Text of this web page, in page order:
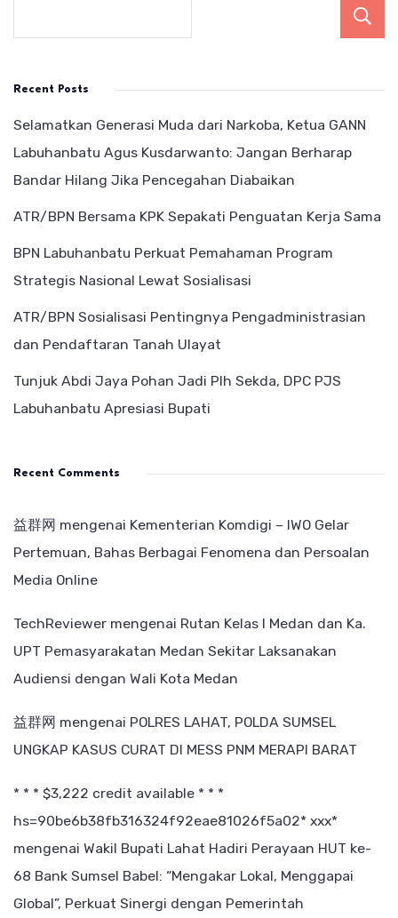
Recent Posts
Selamatkan Generasi Muda dari Narkoba, Ketua GANN
Labuhanbatu Agus Kusdarwanto: Jangan Berharap
Bandar Hilang Jika Pencegahan Diabaikan
ATR/BPN Bersama KPK Sepakati Penguatan Kerja Sama
BPN Labuhanbatu Perkuat Pemahaman Program
Strategis Nasional Lewat Sosialisasi
ATR/BPN Sosialisasi Pentingnya Pengadministrasian
dan Pendaftaran Tanah Ulayat
Tunjuk Abdi Jaya Pohan Jadi Plh Sekda, DPC PJS
Labuhanbatu Apresiasi Bupati
Recent Comments
益群网 mengenai Kementerian Komdigi – IWO Gelar
Pertemuan, Bahas Berbagai Fenomena dan Persoalan
Media Online
TechReviewer mengenai Rutan Kelas I Medan dan Ka.
UPT Pemasyarakatan Medan Sekitar Laksanakan
Audiensi dengan Wali Kota Medan
益群网 mengenai POLRES LAHAT, POLDA SUMSEL
UNGKAP KASUS CURAT DI MESS PNM MERAPI BARAT
* * * $3,222 credit available * * *
hs=90be6b38fb316324f92eae81026f5a02* ххх*
mengenai Wakil Bupati Lahat Hadiri Perayaan HUT ke-
68 Bank Sumsel Babel: “Mengakar Lokal, Menggapai
Global”, Perkuat Sinergi dengan Pemerintah